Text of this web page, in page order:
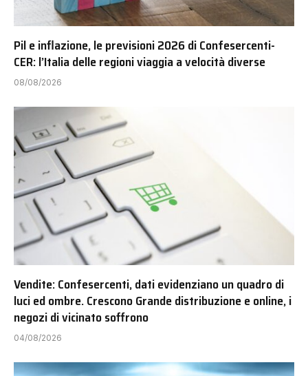
Pil e inflazione, le previsioni 2026 di Confesercenti-
CER: l’Italia delle regioni viaggia a velocità diverse
08/08/2026
Vendite: Confesercenti, dati evidenziano un quadro di
luci ed ombre. Crescono Grande distribuzione e online, i
negozi di vicinato soffrono
04/08/2026